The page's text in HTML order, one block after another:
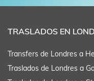
TRASLADOS EN
Transfers de Londres a
Traslados de Londres a